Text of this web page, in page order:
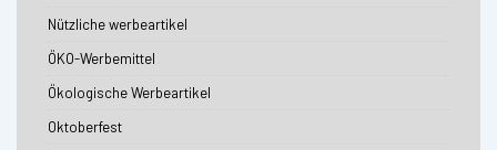
Nützliche werbeartikel
ÖKO-Werbemittel
Ökologische Werbeartikel
Oktoberfest